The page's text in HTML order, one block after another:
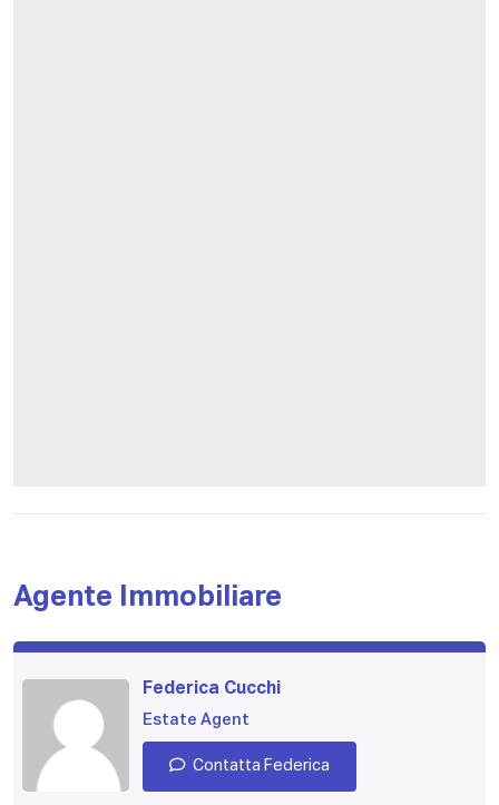
Agente Immobiliare
Federica Cucchi
Estate Agent
Contatta Federica